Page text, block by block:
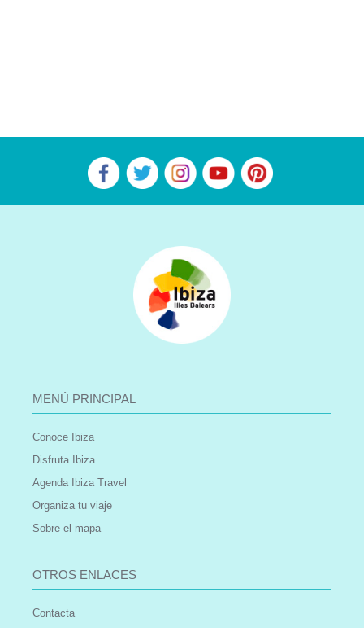
MENÚ PRINCIPAL
Conoce Ibiza
Disfruta Ibiza
Agenda Ibiza Travel
Organiza tu viaje
Sobre el mapa
OTROS ENLACES
Contacta